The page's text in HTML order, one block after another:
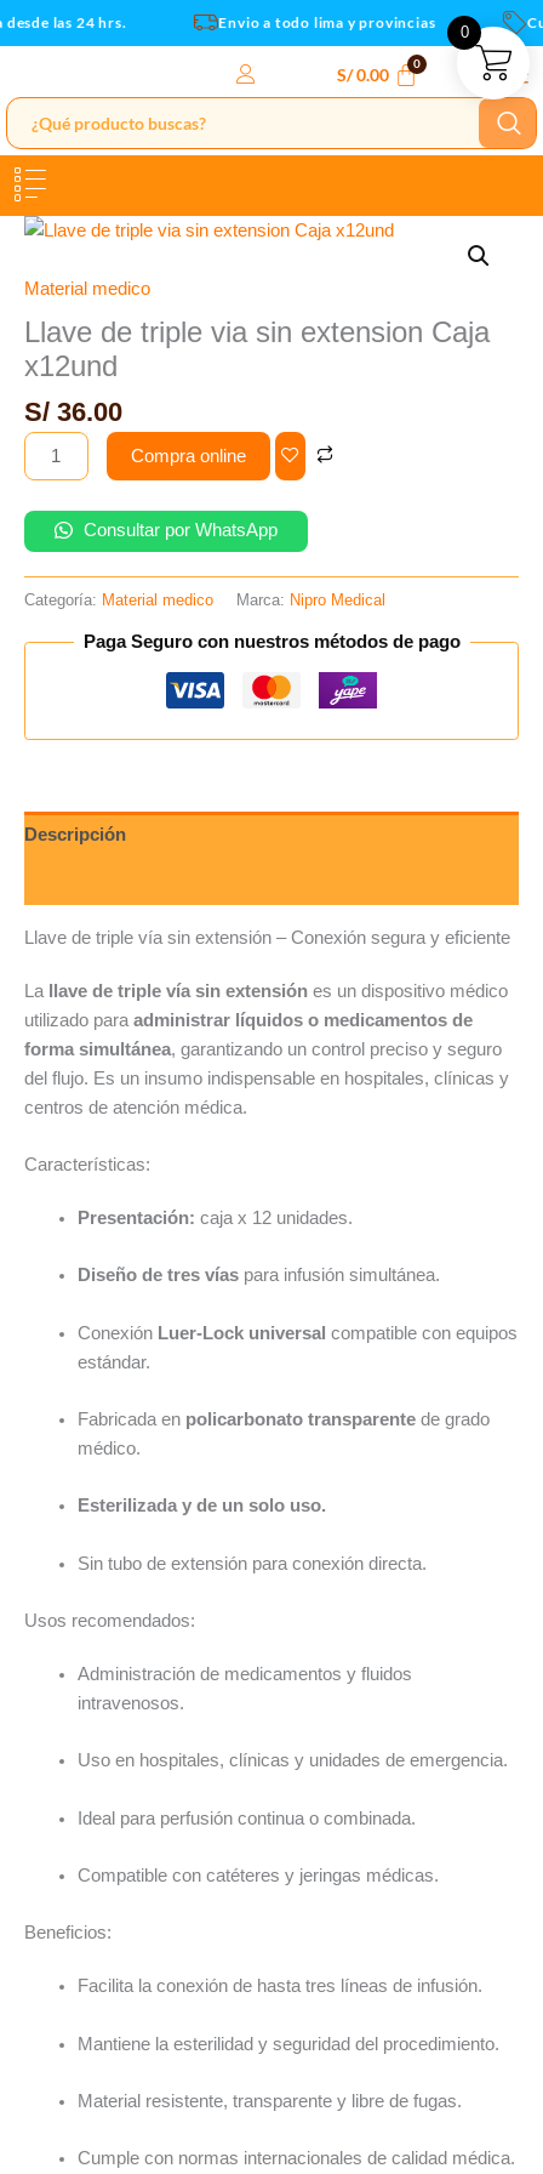
al
las 24 hrs. Envio a todo lima y provincias
S/0.00
Material medico
Llave de triple via sin extension Caja
x12und
S/ 36.00
Llave
triple
sin
extension
Caja
x12und
cantidad
Compra online
Consultar por WhatsApp
Categoría: Material medico Marca: Nipro Medical
Paga Seguro con nuestros métodos de pago
Descripción
Llave de triple vía sin extensión – Conexión segura y eficiente
La llave de triple vía sin extensión es un dispositivo médico
utilizado para administrar líquidos o medicamentos de
forma simultánea, garantizando un control preciso y seguro
del flujo. Es un insumo indispensable en hospitales, clínicas y
centros de atención médica.
Características:
Presentación: caja x 12 unidades.
Diseño de tres víaspara infusión simultánea.
Conexión Luer-Lock universal compatible con equipos
estándar.
Fabricada en policarbonato transparentede grado
médico.
Esterilizada y de un solo uso.
Sin tubo de extensión para conexión directa.
Usos recomendados:
Administración de medicamentos y fluidos
intravenosos.
Uso en hospitales, clínicas y unidades de emergencia.
Ideal para perfusión continua o combinada.
Compatible con catéteres y jeringas médicas.
Beneficios:
Facilita la conexión de hasta tres líneas de infusión.
Mantiene la esterilidad y seguridad del procedimiento.
Material resistente, transparente y libre de fugas.
Cumple con normas internacionales de calidad médica.
0
Caja
cantidad